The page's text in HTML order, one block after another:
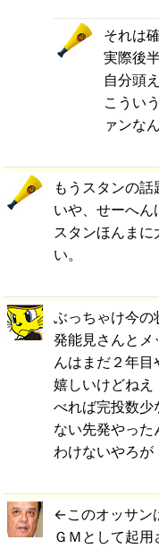
それは
実際後
自分頭
こうい
ァンな
もうスタンの話
いや、せーへん
スタンほんまに
い。
ぶっちゃけ今
発能見さんとメ
んはまだ２年目
嬉しいけどねえ
べれば完投数
ない先発やった
わけないやろが
←このオッサン
ＧＭとして起用